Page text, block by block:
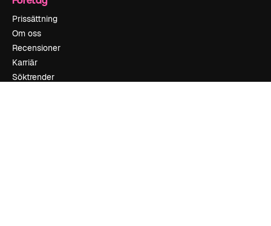
Prissättning
Om oss
Recensioner
Karriär
Söktrender